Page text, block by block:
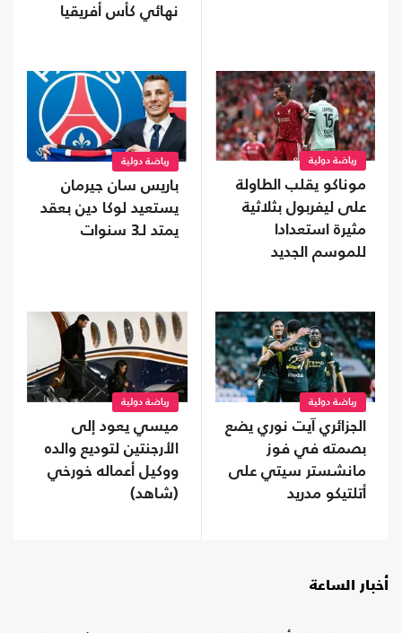
نهائي كأس أفريقيا
رياضة دولية
موناكو يقلب الطاولة
على ليفربول بثلاثية
مثيرة استعدادا
للموسم الجديد
رياضة دولية
باريس سان جيرمان
يستعيد لوكا دين بعقد
يمتد لـ3 سنوات
رياضة دولية
الجزائري آيت نوري يضع
بصمته في فوز
مانشستر سيتي على
أتلتيكو مدريد
رياضة دولية
ميسي يعود إلى
الأرجنتين لتوديع والده
ووكيل أعماله خورخي
(شاهد)
أخبار الساعة